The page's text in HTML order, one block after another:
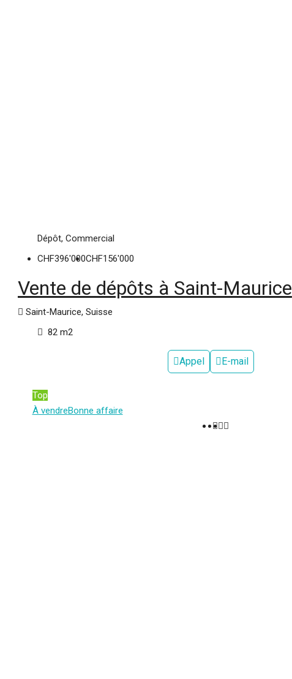
Dépôt, Commercial
CHF396'000CHF156'000
Vente de dépôts à Saint-Maurice
Saint-Maurice, Suisse
82 m2
Appel E-mail
Top
À vendreBonne affaire